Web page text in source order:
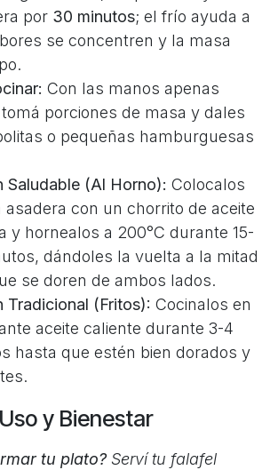
por 30 minutos; el frío ayuda a
se concentren y la masa
Con las manos apenas
porciones de masa y dales
o pequeñas hamburguesas
Saludable (Al Horno): Colocalos
asadera con un chorrito de aceite
y hornealos a 200°C durante 15-
dándoles la vuelta a la mitad
se doren de ambos lados.
Tradicional (Fritos): Cocinalos en
aceite caliente durante 3-4
hasta que estén bien dorados y
y Bienestar
tu plato?Serví tu falafel